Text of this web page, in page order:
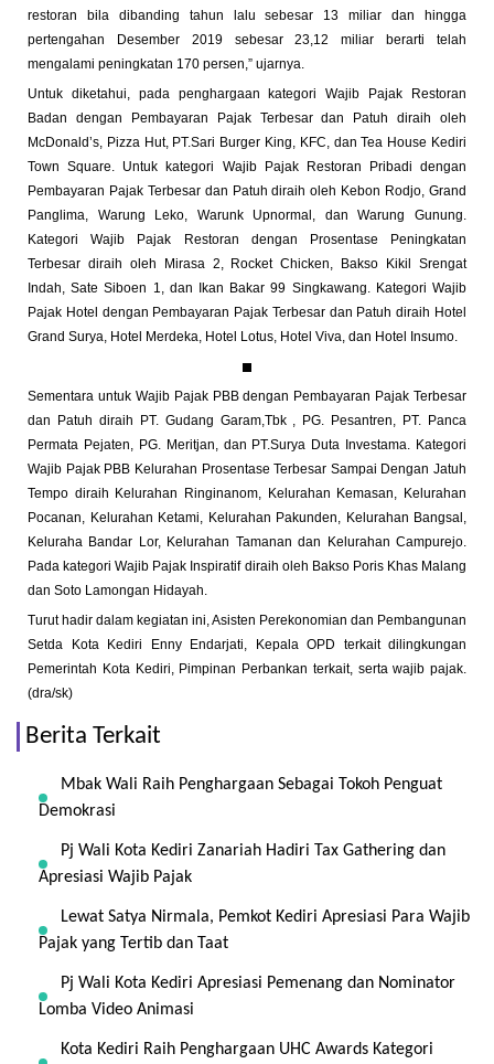
restoran bila dibanding tahun lalu sebesar 13 miliar dan hingga
pertengahan Desember 2019 sebesar 23,12 miliar berarti telah
mengalami peningkatan 170 persen,” ujarnya.
Untuk diketahui, pada penghargaan kategori Wajib Pajak Restoran
Badan dengan Pembayaran Pajak Terbesar dan Patuh diraih oleh
McDonald’s, Pizza Hut, PT.Sari Burger King, KFC, dan Tea House Kediri
Town Square. Untuk kategori Wajib Pajak Restoran Pribadi dengan
Pembayaran Pajak Terbesar dan Patuh diraih oleh Kebon Rodjo, Grand
Panglima, Warung Leko, Warunk Upnormal, dan Warung Gunung.
Kategori Wajib Pajak Restoran dengan Prosentase Peningkatan
Terbesar diraih oleh Mirasa 2, Rocket Chicken, Bakso Kikil Srengat
Indah, Sate Siboen 1, dan Ikan Bakar 99 Singkawang. Kategori Wajib
Pajak Hotel dengan Pembayaran Pajak Terbesar dan Patuh diraih Hotel
Grand Surya, Hotel Merdeka, Hotel Lotus, Hotel Viva, dan Hotel Insumo.
Sementara untuk Wajib Pajak PBB dengan Pembayaran Pajak Terbesar
dan Patuh diraih PT. Gudang Garam,Tbk , PG. Pesantren, PT. Panca
Permata Pejaten, PG. Meritjan, dan PT.Surya Duta Investama. Kategori
Wajib Pajak PBB Kelurahan Prosentase Terbesar Sampai Dengan Jatuh
Tempo diraih Kelurahan Ringinanom, Kelurahan Kemasan, Kelurahan
Pocanan, Kelurahan Ketami, Kelurahan Pakunden, Kelurahan Bangsal,
Keluraha Bandar Lor, Kelurahan Tamanan dan Kelurahan Campurejo.
Pada kategori Wajib Pajak Inspiratif diraih oleh Bakso Poris Khas Malang
dan Soto Lamongan Hidayah.
Turut hadir dalam kegiatan ini, Asisten Perekonomian dan Pembangunan
Setda Kota Kediri Enny Endarjati, Kepala OPD terkait dilingkungan
Pemerintah Kota Kediri, Pimpinan Perbankan terkait, serta wajib pajak.
(dra/sk)
Berita Terkait
Mbak Wali Raih Penghargaan Sebagai Tokoh Penguat
Demokrasi
Pj Wali Kota Kediri Zanariah Hadiri Tax Gathering dan
Apresiasi Wajib Pajak
Lewat Satya Nirmala, Pemkot Kediri Apresiasi Para Wajib
Pajak yang Tertib dan Taat
Pj Wali Kota Kediri Apresiasi Pemenang dan Nominator
Lomba Video Animasi
Kota Kediri Raih Penghargaan UHC Awards Kategori